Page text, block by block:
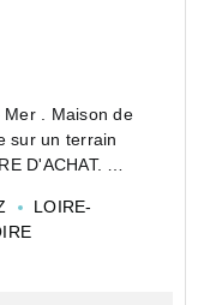
. Maison de
sur un terrain
D'ACHAT.
maison ancienne, enti...
LOIRE-